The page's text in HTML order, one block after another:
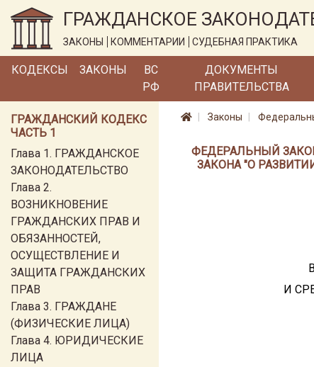
ГРАЖДАНСКОЕ
ЗАКОНЫ КОММЕНТАРИИ СУДЕБНАЯ ПРАКТИКА
КОДЕКСЫ ЗАКОНЫ
ВС
РФ
ДОКУМЕНТЫ
ПРАВИТЕЛЬСТВА
ГРАЖДАНСКИЙ КОДЕКС
ЧАСТЬ 1
Глава 1. ГРАЖДАНСКОЕ
ЗАКОНОДАТЕЛЬСТВО
Глава 2.
ВОЗНИКНОВЕНИЕ
ГРАЖДАНСКИХ ПРАВ И
ОБЯЗАННОСТЕЙ,
ОСУЩЕСТВЛЕНИЕ И
ЗАЩИТА ГРАЖДАНСКИХ
ПРАВ
Глава 3. ГРАЖДАНЕ
(ФИЗИЧЕСКИЕ ЛИЦА)
Глава 4. ЮРИДИЧЕСКИЕ
ЛИЦА
Законы
ФЕДЕРАЛЬНЫЙ
ЗАКОНА "О
И